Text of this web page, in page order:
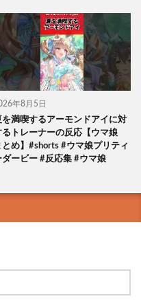
年8月5日
を満喫するアーモンドアイに対
るトレーナーの反応【ウマ娘
とめ】#shorts #ウマ娘プリティ
ダービー #反応集 #ウマ娘